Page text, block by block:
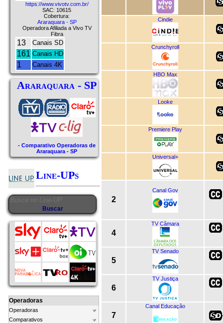
https://www.vivotv.com.br/
SAC: 10615
Cobertura:
Araraquara - SP
Operadora Afiliada a Vivo TV
Fibra
13 Canais SD
161 Canais HD
1 Canais 4K
Araraquara - SP
- Comparativo Operadoras de
Araraquara - SP
Line-UPs
Operadoras
Operadoras
Comparativos
Cindie
Crunchyroll
HBO Max
Looke
Premiere Play
Universal+
2
Canal Gov
4
TV Câmara
5
TV Senado
6
TV Justiça
7
Canal Educação